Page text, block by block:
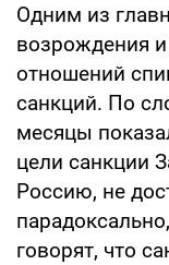
Одним из
возрождения
отношений
санкций. По
месяцы
цели санкции
Россию, не
говорят, что